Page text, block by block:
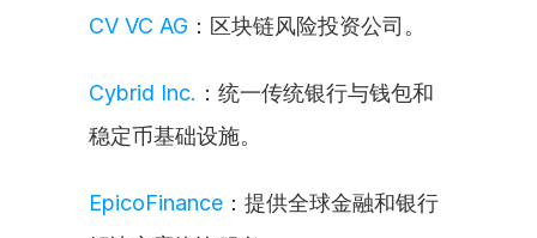
CV VC AG ：区块链风险投资公司。
Cybrid Inc. ：统一传统银行与钱包和
稳定币基础设施。
EpicoFinance ：提供全球金融和银行